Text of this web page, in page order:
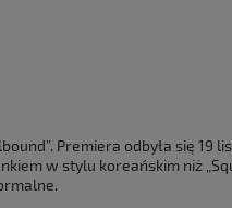
Premiera odbyła się 19
w stylu koreańskim niż